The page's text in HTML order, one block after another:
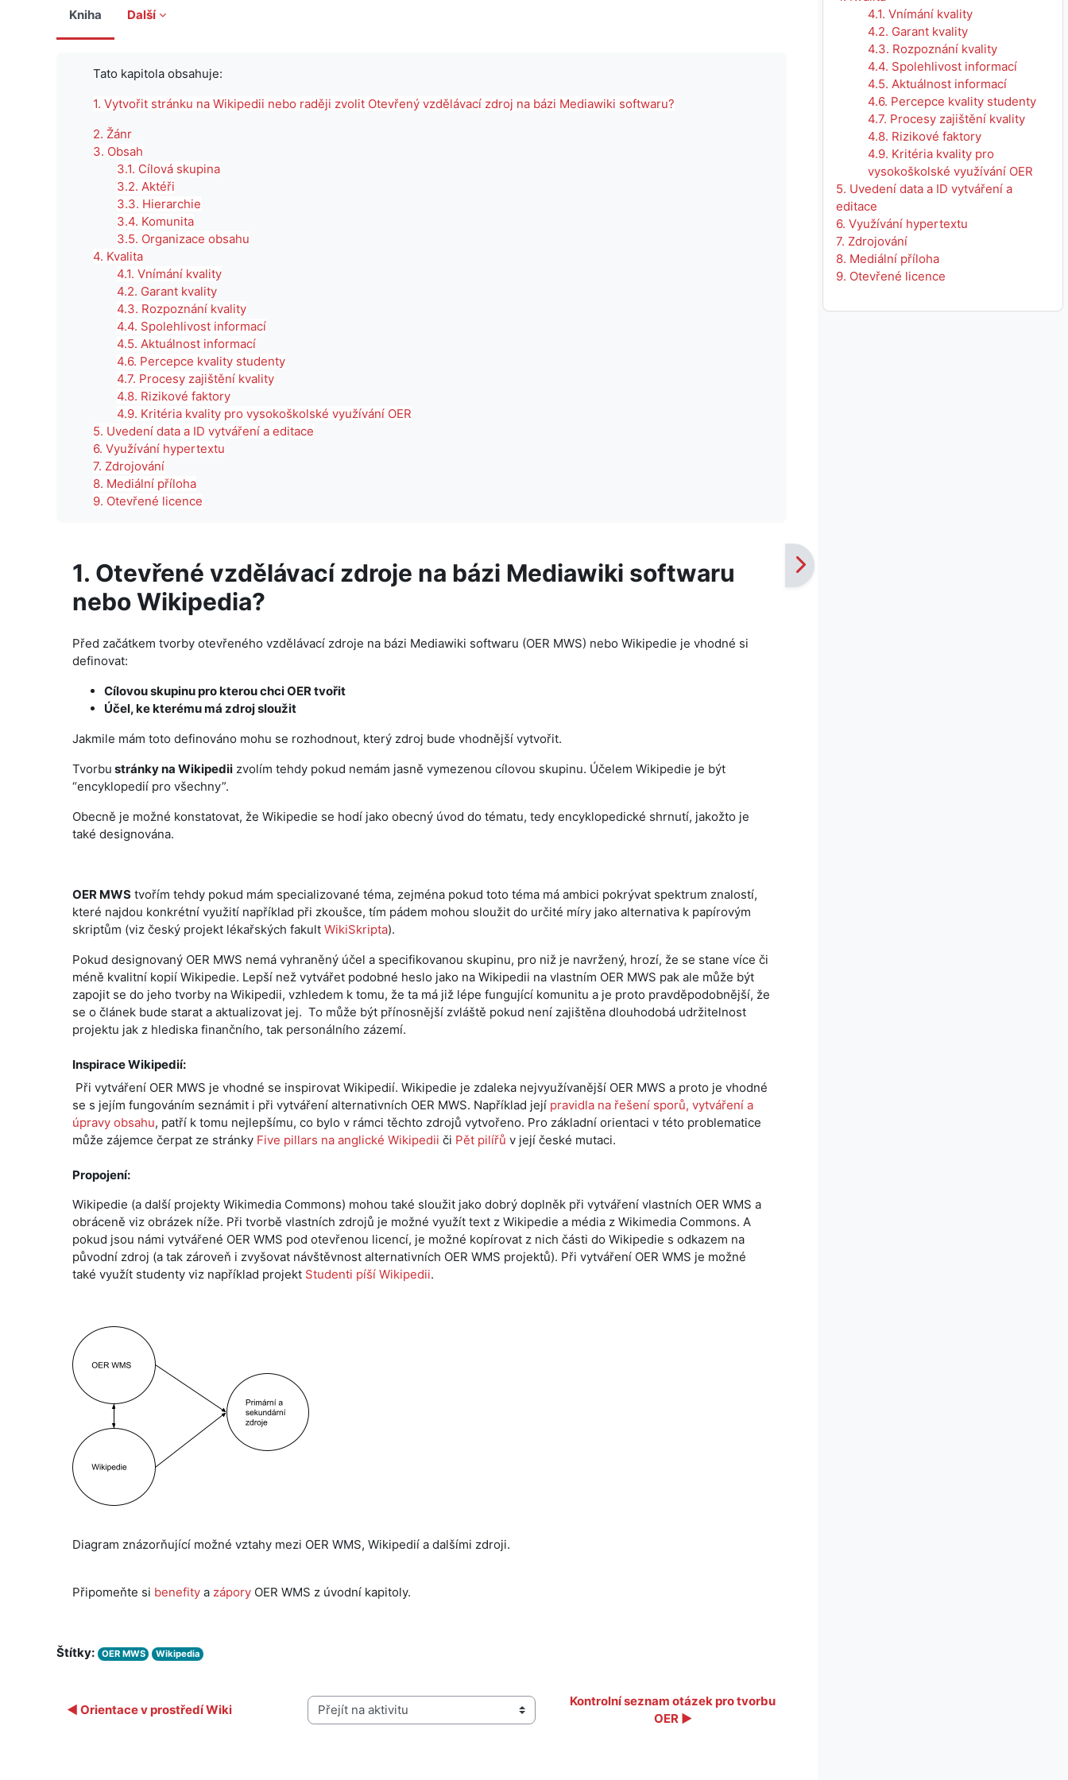
4.1. Vnímání kvality
4.2. Garant kvality
4.3. Rozpoznání kvality
4.4. Spolehlivost informací
4.5. Aktuálnost informací
4.6. Percepce kvality studenty
4.7. Procesy zajištění kvality
4.8. Rizikové faktory
4.9. Kritéria kvality pro
vysokoškolské využívání OER
5. Uvedení data a ID vytváření a
editace
6. Využívání hypertextu
7. Zdrojování
8. Mediální příloha
9. Otevřené licence
Kniha Další
Tato kapitola obsahuje:
1. Vytvořit stránku na Wikipedii nebo raději zvolit Otevřený vzdělávací zdroj na bázi Mediawiki softwaru?
2. Žánr
3. Obsah
3.1. Cílová skupina
3.2. Aktéři
3.3. Hierarchie
3.4. Komunita
3.5. Organizace obsahu
4. Kvalita
4.1. Vnímání kvality
4.2. Garant kvality
4.3. Rozpoznání kvality
4.4. Spolehlivost informací
4.5. Aktuálnost informací
4.6. Percepce kvality studenty
4.7. Procesy zajištění kvality
4.8. Rizikové faktory
4.9. Kritéria kvality pro vysokoškolské využívání OER
5. Uvedení data a ID vytváření a editace
6. Využívání hypertextu
7. Zdrojování
8. Mediální příloha
9. Otevřené licence
1. Otevřené vzdělávací zdroje na bázi Mediawiki softwaru
nebo Wikipedia?
Před začátkem tvorby otevřeného vzdělávací zdroje na bázi Mediawiki softwaru (OER MWS) nebo Wikipedie je vhodné si
definovat:
Cílovou skupinu pro kterou chci OER tvořit
Účel, ke kterému má zdroj sloužit
Jakmile mám toto definováno mohu se rozhodnout, který zdroj bude vhodnější vytvořit.
Tvorbu stránky na Wikipedii zvolím tehdy pokud nemám jasně vymezenou cílovou skupinu. Účelem Wikipedie je být
“encyklopedií pro všechny”.
Obecně je možné konstatovat, že Wikipedie se hodí jako obecný úvod do tématu, tedy encyklopedické shrnutí, jakožto je
také designována.
OER MWS tvořím tehdy pokud mám specializované téma, zejména pokud toto téma má ambici pokrývat spektrum znalostí,
které najdou konkrétní využití například při zkoušce, tím pádem mohou sloužit do určité míry jako alternativa k papírovým
skriptům (viz český projekt lékařských fakult WikiSkripta).
Pokud designovaný OER MWS nemá vyhraněný účel a specifikovanou skupinu, pro niž je navržený, hrozí, že se stane více či
méně kvalitní kopií Wikipedie. Lepší než vytvářet podobné heslo jako na Wikipedii na vlastním OER MWS pak ale může být
zapojit se do jeho tvorby na Wikipedii, vzhledem k tomu, že ta má již lépe fungující komunitu a je proto pravděpodobnější, že
se o článek bude starat a aktualizovat jej. To může být přínosnější zvláště pokud není zajištěna dlouhodobá udržitelnost
projektu jak z hlediska finančního, tak personálního zázemí.
Inspirace Wikipedií:
Při vytváření OER MWS je vhodné se inspirovat Wikipedií. Wikipedie je zdaleka nejvyužívanější OER MWS a proto je vhodné
se s jejím fungováním seznámit i při vytváření alternativních OER MWS. Například její pravidla na řešení sporů, vytváření a
úpravy obsahu, patří k tomu nejlepšímu, co bylo v rámci těchto zdrojů vytvořeno. Pro základní orientaci v této problematice
může zájemce čerpat ze stránky Five pillars na anglické Wikipedii či Pět pilířů v její české mutaci.
Propojení:
Wikipedie (a další projekty Wikimedia Commons) mohou také sloužit jako dobrý doplněk při vytváření vlastních OER WMS a
obráceně viz obrázek níže. Při tvorbě vlastních zdrojů je možné využít text z Wikipedie a média z Wikimedia Commons. A
pokud jsou námi vytvářené OER WMS pod otevřenou licencí, je možné kopírovat z nich části do Wikipedie s odkazem na
původní zdroj (a tak zároveň i zvyšovat návštěvnost alternativních OER WMS projektů). Při vytváření OER WMS je možné
také využít studenty viz například projekt Studenti píší Wikipedii.
Diagram znázorňující možné vztahy mezi OER WMS, Wikipedií a dalšími zdroji.
Připomeňte si benefity a zápory OER WMS z úvodní kapitoly.
Štítky: OER MWS Wikipedia
◀︎ Orientace v prostředí Wiki Přejít na aktivitu
Kontrolní seznam otázek pro tvorbu
OER ▶︎